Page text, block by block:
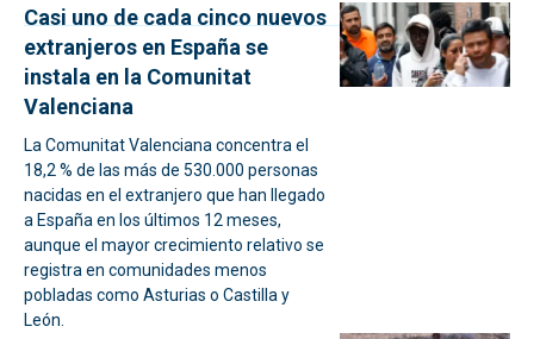
Casi uno de cada cinco nuevos
extranjeros en España se
instala en la Comunitat
Valenciana
La Comunitat Valenciana concentra el
18,2 % de las más de 530.000 personas
nacidas en el extranjero que han llegado
a España en los últimos 12 meses,
aunque el mayor crecimiento relativo se
registra en comunidades menos
pobladas como Asturias o Castilla y
León.